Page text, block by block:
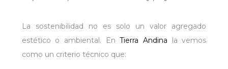
La sostenibilidad no es solo un valor agregado
estético o ambiental. EnTierra Andina la vemos
como un criterio técnico que: